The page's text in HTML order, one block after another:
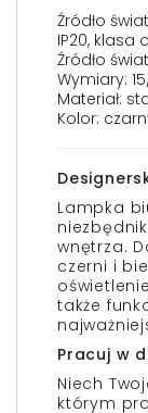
Źródło
IP20, klasa
Źródło
Wymiary:
Materiał:
Kolor:
Lampka
wnętrza.
czerni i
także
Pracuj w
Niech
którym